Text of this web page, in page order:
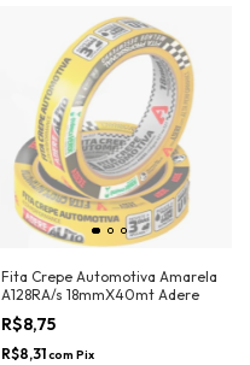
Fita Crepe Automotiva Amarela
A128RA/s 18mmX40mt Adere
R$8,75
R$8,31com Pix